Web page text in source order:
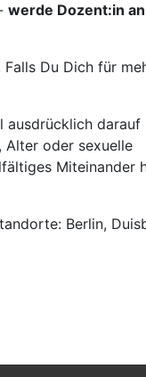
werde Dozent:in
Du Dich für
ausdrücklich darauf
Alter oder sexuelle
Miteinander
Berlin,